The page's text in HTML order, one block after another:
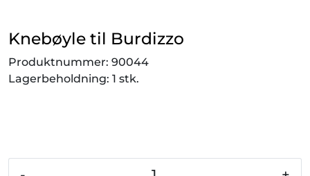
Knebøyle til Burdizzo
Produktnummer: 90044
Lagerbeholdning: 1 stk.
Videresalgsprodukter
Tilbudsvarer